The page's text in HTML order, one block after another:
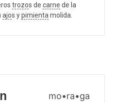
trozos de carne de la
ajos ypimienta molida.
mo•ra•ga